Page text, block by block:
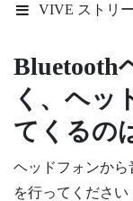
VIVE ストリ
Bluetooth
く、ヘッ
てくるの
ヘッドフォンか
を行ってください